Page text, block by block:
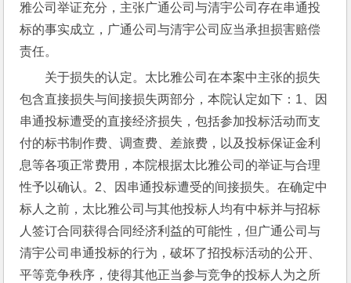
雅公司举证充分，主张广通公司与清宇公司存在串通投
标的事实成立，广通公司与清宇公司应当承担损害赔偿
责任。
关于损失的认定。太比雅公司在本案中主张的损失
包含直接损失与间接损失两部分，本院认定如下：1、因
串通投标遭受的直接经济损失，包括参加投标活动而支
付的标书制作费、调查费、差旅费，以及投标保证金利
息等各项正常费用，本院根据太比雅公司的举证与合理
性予以确认。2、因串通投标遭受的间接损失。在确定中
标人之前，太比雅公司与其他投标人均有中标并与招标
人签订合同获得合同经济利益的可能性，但广通公司与
清宇公司串通投标的行为，破坏了招投标活动的公开、
平等竞争秩序，使得其他正当参与竞争的投标人为之所